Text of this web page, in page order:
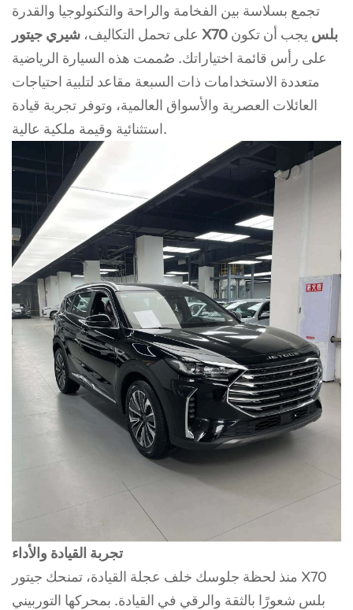
تجمع بسلاسة بين الفخامة والراحة والتكنولوجيا والقدرة
على تحمل التكاليف،
شيري جيتور X70 بلس يجب أن تكون
على رأس قائمة اختياراتك. صُممت هذه السيارة الرياضية
متعددة الاستخدامات ذات السبعة مقاعد لتلبية احتياجات
العائلات العصرية والأسواق العالمية، وتوفر تجربة قيادة
استثنائية وقيمة ملكية عالية.
تجربة القيادة والأداء
منذ لحظة جلوسك خلف عجلة القيادة، تمنحك جيتور X70
بلس شعورًا بالثقة والرقي في القيادة. بمحركها التوربيني